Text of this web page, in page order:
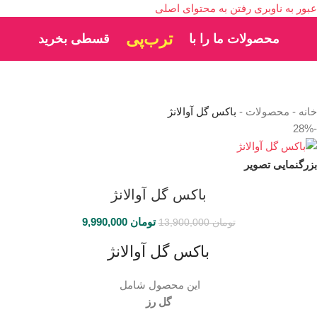
عبور به ناوبری رفتن به محتوای اصلی
محصولات ما را با ترب‌پی قسطی بخرید
خانه - محصولات - باکس گل آوالانژ
-28%
بزرگنمایی تصویر
باکس گل آوالانژ
تومان13,900,000 تومان 9,990,000
باکس گل آوالانژ
این محصول شامل
گل رز